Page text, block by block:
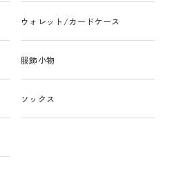
ウォレット/カードケース
服飾小物
ソックス